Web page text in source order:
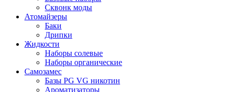
Сквонк моды
Атомайзеры
Баки
Дрипки
Жидкости
Наборы солевые
Наборы органические
Самозамес
Базы PG VG никотин
Ароматизаторы